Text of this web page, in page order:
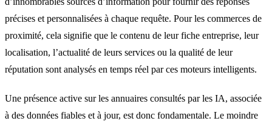
précises et personnalisées à chaque requête. Pour les commerces de
proximité, cela signifie que le contenu de leur fiche entreprise, leur
localisation, l’actualité de leurs services ou la qualité de leur
réputation sont analysés en temps réel par ces moteurs intelligents.
Une présence active sur les annuaires consultés par les IA, associée
à des données fiables et à jour, est donc fondamentale. Le moindre